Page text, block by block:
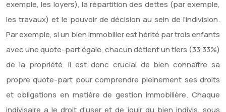
exemple, les loyers), la répartition des dettes (par exemple,
les travaux) et le pouvoir de décision au sein de l’indivision.
Par exemple, si un bien immobilier est hérité par trois enfants
avec une quote-part égale, chacun détient un tiers (33,33%)
de la propriété. Il est donc crucial de bien connaître sa
propre quote-part pour comprendre pleinement ses droits
et obligations en matière de gestion immobilière. Chaque
indivisaire a le droit d’user et de jouir du bien indivis, sous